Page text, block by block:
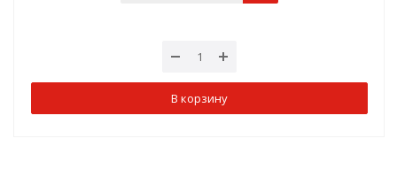
В корзину